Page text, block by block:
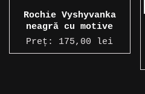
Rochie Vyshyvanka
neagră cu motive
roșii
Preț: 175,00 lei